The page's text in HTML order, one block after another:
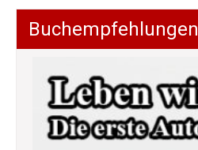
Buchempfehlungen